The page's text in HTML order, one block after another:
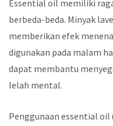
Essential oil memiliki
berbeda-beda. Minyak
memberikan efek
digunakan pada malam
dapat membantu
lelah mental.
Penggunaan essential